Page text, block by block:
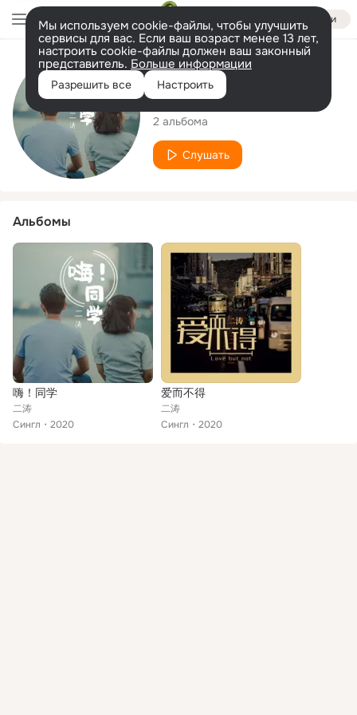
Войти
Мы используем cookie-файлы, чтобы улучшить
сервисы для вас. Если ваш возраст менее 13 лет,
настроить cookie-файлы должен ваш законный
представитель. Больше информации
Разрешить все Настроить
Исполнитель
二涛
2 альбома
Слушать
Альбомы
嗨！同学
二涛
Сингл
2020
爱而不得
二涛
Сингл
2020